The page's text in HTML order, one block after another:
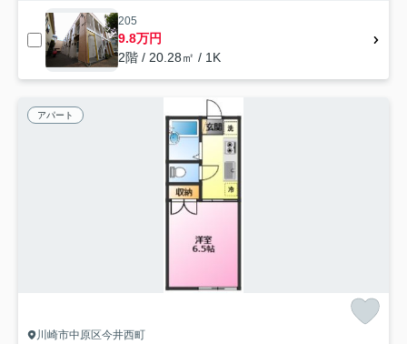
205
9.8万円
2階 / 20.28㎡ / 1K
アパート
川崎市中原区今井西町